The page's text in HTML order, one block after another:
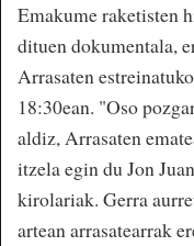
Emakume raketisten
dituen dokumentala,
Arrasaten
18:30ean. "Oso
aldiz, Arrasaten
itzela egin du Jon
kirolariak. Gerra
artean arrasatearrak